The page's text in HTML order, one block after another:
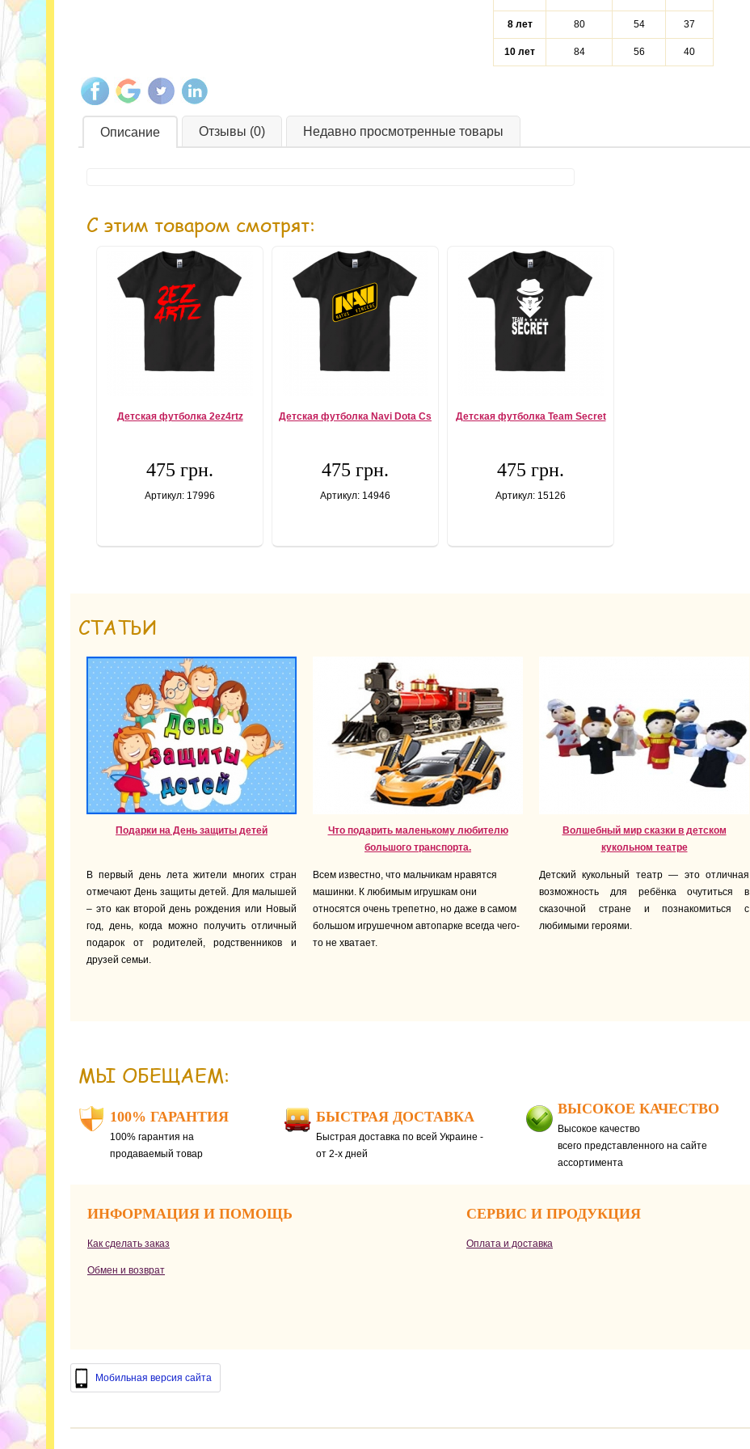
8 лет 80 54 37
10 лет 84 56 40
Описание Отзывы (0) Недавно просмотренные товары
С этим товаром смотрят:
Детская футболка 2ez4rtz
475 грн.
Артикул: 17996
Детская футболка Navi Dota Cs
475 грн.
Артикул: 14946
Детская футболка Team Secret
475 грн.
Артикул: 15126
СТАТЬИ
Подарки на День защиты детей
В первый день лета жители многих стран
отмечают День защиты детей. Для малышей
– это как второй день рождения или Новый
год, день, когда можно получить отличный
подарок от родителей, родственников и
друзей семьи.
Что подарить маленькому любителю
большого транспорта.
Всем известно, что мальчикам нравятся
машинки. К любимым игрушкам они
относятся очень трепетно, но даже в самом
большом игрушечном автопарке всегда чего-
то не хватает.
Волшебный мир сказки в детском
кукольном театре
Детский кукольный театр — это отличная
возможность для ребёнка очутиться в
сказочной стране и познакомиться с
любимыми героями.
МЫ ОБЕЩАЕМ:
100% ГАРАНТИЯ
100% гарантия на
продаваемый товар
БЫСТРАЯ ДОСТАВКА
Быстрая доставка по всей Украине -
от 2-х дней
ВЫСОКОЕ КАЧЕСТВО
Высокое качество
всего представленного на сайте
ассортимента
ИНФОРМАЦИЯ И ПОМОЩЬ СЕРВИС И ПРОДУКЦИЯ
Как сделать заказ Оплата и доставка
Обмен и возврат
Мобильная версия сайта